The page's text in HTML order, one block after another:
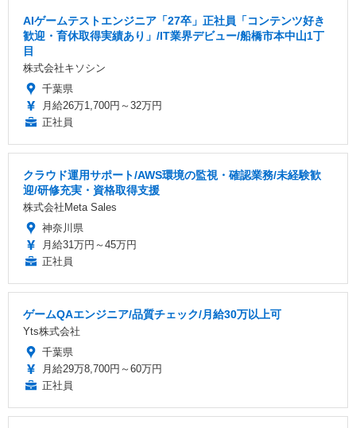
AIゲームテストエンジニア「27卒」正社員「コンテンツ好き
歓迎・育休取得実績あり」/IT業界デビュー/船橋市本中山1丁
目
株式会社キソシン
千葉県
月給26万1,700円～32万円
正社員
クラウド運用サポート/AWS環境の監視・確認業務/未経験歓
迎/研修充実・資格取得支援
株式会社Meta Sales
神奈川県
月給31万円～45万円
正社員
ゲームQAエンジニア/品質チェック/月給30万以上可
Yts株式会社
千葉県
月給29万8,700円～60万円
正社員